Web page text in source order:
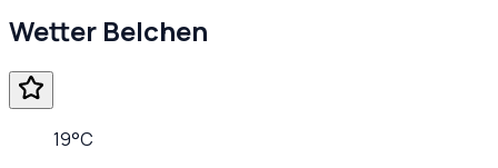
Wetter Belchen
19°C